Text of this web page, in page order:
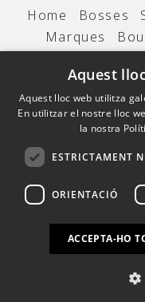
Home Bosses
Marques
Amb
Política
Aquest
Aquest lloc web utilitza
En utilitzar el nostre lloc
la nostra
ESTRICTAMENT
ORIENTACIÓ
ACCEPTA-HO